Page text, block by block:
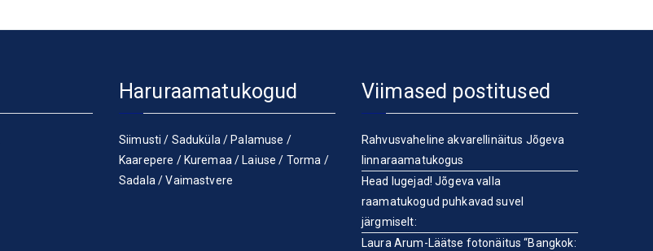
Haruraamatukogud
Siimusti / Saduküla/ Palamuse /
Kaarepere / Kuremaa/ Laiuse / Torma /
Sadala/Vaimastvere
Viimased postitused
Rahvusvaheline akvarellinäitus Jõgeva
linnaraamatukogus
Head lugejad! Jõgeva valla
raamatukogud puhkavad suvel
järgmiselt:
Laura Arum-Läätse fotonäitus “Bangkok: